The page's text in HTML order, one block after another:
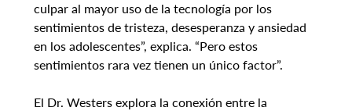
culpar al mayor uso de la tecnología por los
sentimientos de tristeza, desesperanza y ansiedad
en los adolescentes”, explica. “Pero estos
sentimientos rara vez tienen un único factor”.
El Dr. Westers explora la conexión entre la